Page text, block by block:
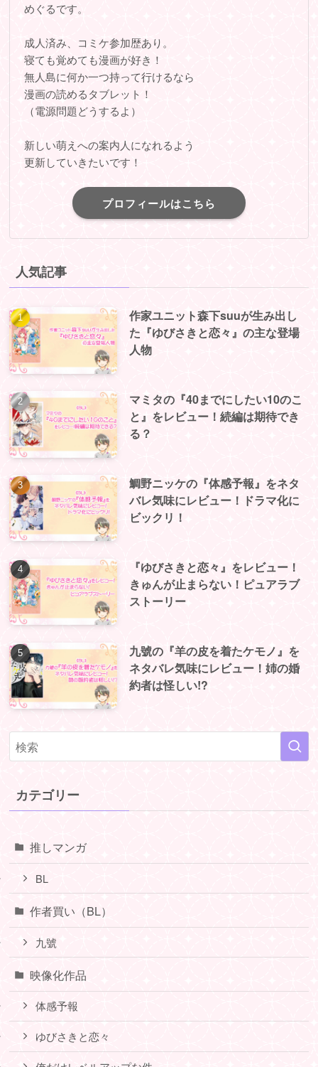
めぐるです。
成人済み、コミケ参加歴あり。
寝ても覚めても漫画が好き！
無人島に何か一つ持って行けるなら
漫画の読めるタブレット！
（電源問題どうするよ）
新しい萌えへの案内人になれるよう
更新していきたいです！
プロフィールはこちら
人気記事
作家ユニット森下suuが生み出し
た『ゆびさきと恋々』の主な登場
人物
マミタの『40までにしたい10のこ
と』をレビュー！続編は期待でき
る？
鯛野ニッケの『体感予報』をネタ
バレ気味にレビュー！ドラマ化に
ビックリ！
『ゆびさきと恋々』をレビュー！
きゅんが止まらない！ピュアラブ
ストーリー
九號の『羊の皮を着たケモノ』を
ネタバレ気味にレビュー！姉の婚
約者は怪しい!?
カテゴリー
推しマンガ
BL
作者買い（BL）
九號
映像化作品
体感予報
ゆびさきと恋々